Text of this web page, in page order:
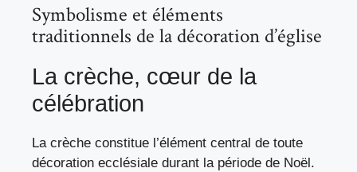
Symbolisme et éléments
traditionnels de la décoration d’église
La crèche, cœur de la
célébration
La crèche constitue l’élément central de toute
décoration ecclésiale durant la période de Noël.